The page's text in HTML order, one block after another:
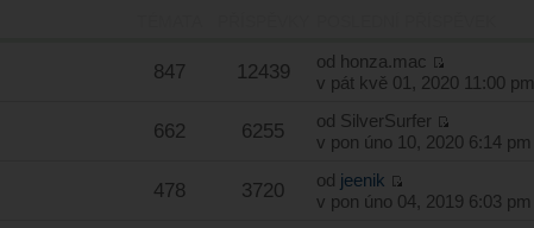
847 12439 od honza.mac
v pát kvě 01, 2020 11:00 pm
662 6255 od SilverSurfer
v pon úno 10, 2020 6:14 pm
478 3720 od jeenik
v pon úno 04, 2019 6:03 pm